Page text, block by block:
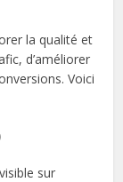
la qualité et
d’améliorer
Voici
sur